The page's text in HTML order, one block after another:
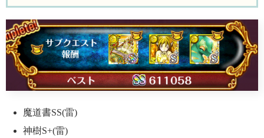
魔道書SS(雷)
神樹S+(雷)